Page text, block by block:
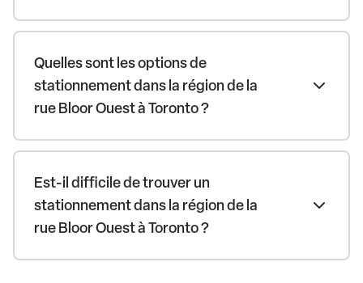
Quelles sont les options de
stationnement dans la région de la
rue Bloor Ouest à Toronto ?
Est-il difficile de trouver un
stationnement dans la région de la
rue Bloor Ouest à Toronto ?